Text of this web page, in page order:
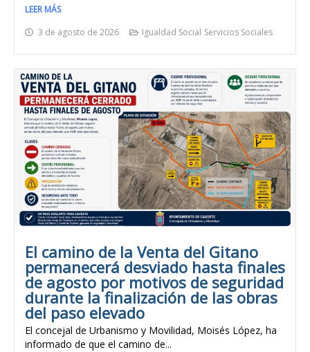
LEER MÁS
3 de agosto de 2026
Igualdad Social Servicios Sociales
El camino de la Venta del Gitano
permanecerá desviado hasta finales
de agosto por motivos de seguridad
durante la finalización de las obras
del paso elevado
El concejal de Urbanismo y Movilidad, Moisés López, ha
informado de que el camino de...